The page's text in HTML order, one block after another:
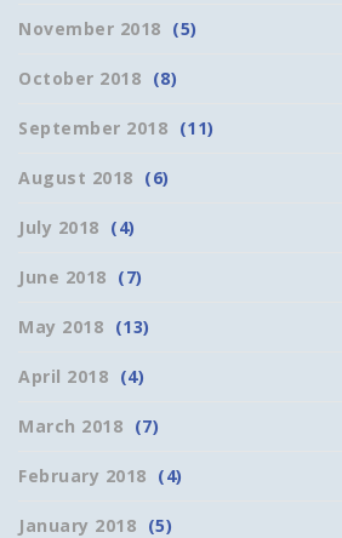
November 2018 (5)
October 2018 (8)
September 2018 (11)
August 2018 (6)
July 2018 (4)
June 2018 (7)
May 2018 (13)
April 2018 (4)
March 2018 (7)
February 2018 (4)
January 2018 (5)